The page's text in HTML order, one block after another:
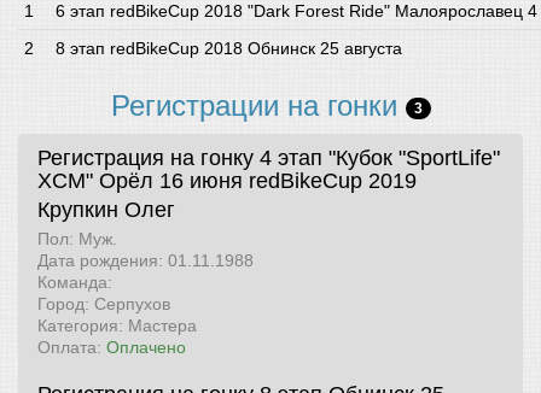
6 этап redBikeCup 2018 "Dark Forest Ride" Малоярославец 4
8 этап redBikeCup 2018 Обнинск 25 августа
Регистрации на гонки 3
Регистрация на гонку 4 этап "Кубок "SportLife"
XCM" Орёл 16 июня redBikeCup 2019
Крупкин Олег
Пол: Муж.
Дата рождения: 01.11.1988
Команда:
Город: Серпухов
Категория: Мастера
Оплата: Оплачено